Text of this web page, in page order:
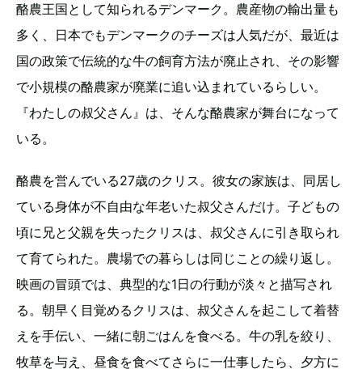
酪農王国として知られるデンマーク。農産物の輸出量も
多く、日本でもデンマークのチーズは人気だが、最近は
国の政策で伝統的な牛の飼育方法が廃止され、その影響
で小規模の酪農家が廃業に追い込まれているらしい。
『わたしの叔父さん』は、そんな酪農家が舞台になって
いる。
酪農を営んでいる27歳のクリス。彼女の家族は、同居し
ている身体が不自由な年老いた叔父さんだけ。子どもの
頃に兄と父親を失ったクリスは、叔父さんに引き取られ
て育てられた。農場での暮らしは同じことの繰り返し。
映画の冒頭では、典型的な1日の行動が淡々と描写され
る。朝早く目覚めるクリスは、叔父さんを起こして着替
えを手伝い、一緒に朝ごはんを食べる。牛の乳を絞り、
牧草を与え、昼食を食べてさらに一仕事したら、夕方に